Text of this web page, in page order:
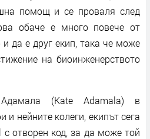
помощ и се проваля след
обаче е много повече от
да е друг екип, така че може
на биоинженерството
(Kate Adamala) в
и нейните колеги, екипът сега
с отворен код, за да може той